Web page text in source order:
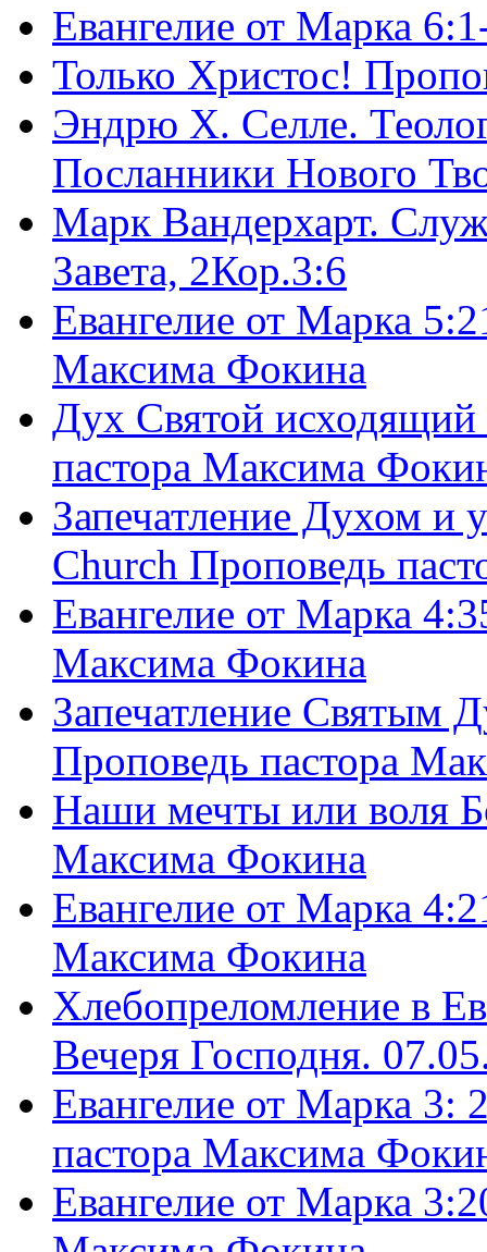
Евангелие от Марка
Только Христос!
Эндрю Х. Селле.
Посланники Нового
Марк Вандерхарт.
Завета, 2Кор.3:6
Евангелие от Марка
Максима Фокина
Дух Святой
пастора Максима
Запечатление Духом и
Church Проповедь
Евангелие от Марка
Максима Фокина
Запечатление Святым
Проповедь пастора
Наши мечты или воля
Максима Фокина
Евангелие от Марка
Максима Фокина
Хлебопреломление в
Вечеря Господня.
Евангелие от Марка 3:
пастора Максима
Евангелие от Марка